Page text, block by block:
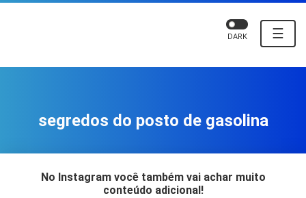
☰
DARK
segredos do posto de gasolina
No Instagram você também vai achar muito
conteúdo adicional!